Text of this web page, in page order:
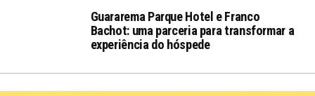
Guararema Parque Hotel e Franco
Bachot: uma parceria para transformar a
experiência do hóspede